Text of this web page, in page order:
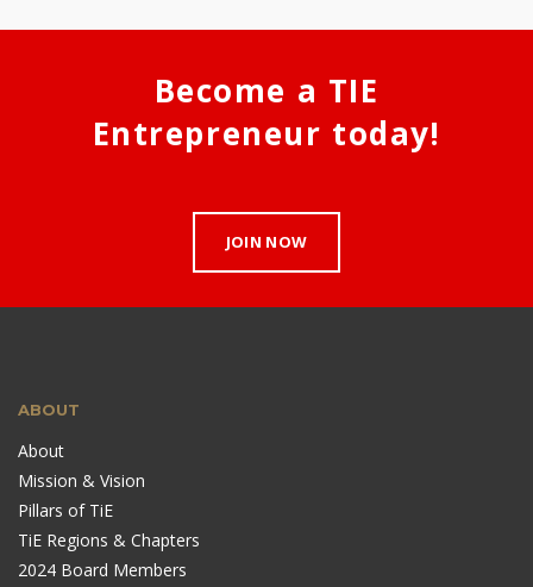
Become a TIE
Entrepreneur today!
JOIN NOW
ABOUT
About
Mission & Vision
Pillars of TiE
TiE Regions & Chapters
2024 Board Members